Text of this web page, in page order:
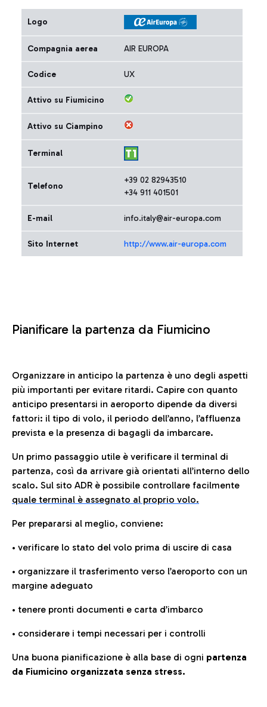
Logo
Compagnia aerea AIR EUROPA
Codice UX
Attivo su Fiumicino
Attivo su Ciampino
Terminal
Telefono
+39 02 82943510
+34 911 401501
E-mail info.italy@air-europa.com
Sito Internet http://www.air-europa.com
Pianificare la partenza da Fiumicino
Organizzare in anticipo la partenza è uno degli aspetti
più importanti per evitare ritardi. Capire con quanto
anticipo presentarsi in aeroporto dipende da diversi
fattori: il tipo di volo, il periodo dell’anno, l’affluenza
prevista e la presenza di bagagli da imbarcare.
Un primo passaggio utile è verificare il terminal di
partenza, così da arrivare già orientati all’interno dello
scalo. Sul sito ADR è possibile controllare facilmente
quale terminal è assegnato al proprio volo.
Per prepararsi al meglio, conviene:
• verificare lo stato del volo prima di uscire di casa
• organizzare il trasferimento verso l’aeroporto con un
margine adeguato
• tenere pronti documenti e carta d’imbarco
• considerare i tempi necessari per i controlli
Una buona pianificazione è alla base di ogni partenza
da Fiumicino organizzata senza stress.